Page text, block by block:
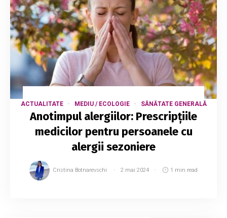
ACTUALITATE MEDIU / ECOLOGIE SĂNĂTATE GENERALĂ
Anotimpul alergiilor: Prescripțiile
medicilor pentru persoanele cu
alergii sezoniere
Cristina Botnarevschi 2 mai 2024 1 min read